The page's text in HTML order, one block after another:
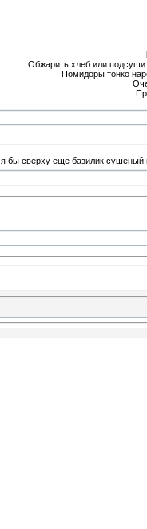
Обжарить хлеб или
Помидоры тонко
я бы сверху еще базилик сушеный